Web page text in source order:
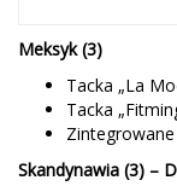
Meksyk (3)
Tacka „La
Tacka
Skandynawia (3) –